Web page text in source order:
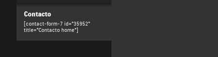
Contacto
[contact-form-7 id="35952"
title="Contacto home"]